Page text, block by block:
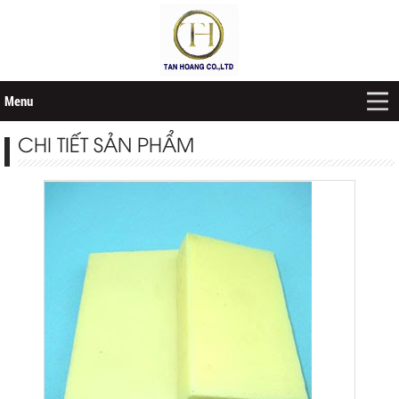
Menu
Trang chủ
Giới thiệu
Đồng thau tấm - cuộn
Đồng đỏ tấm - cuộn
Cọc đồng tiếp địa
Nhôm tấm - cuộn
Nhôm định hình
Phụ kiện Nhôm định hình
CHI TIẾT SẢN PHẨM